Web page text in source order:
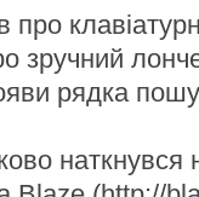
зручний
рядка